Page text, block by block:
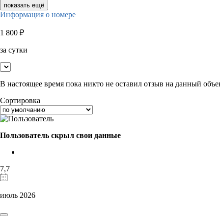
показать ещё
Информация о номере
1 800 ₽
за сутки
В настоящее время пока никто не оставил отзыв на данный
Сортировка
Пользователь скрыл свои данные
7,7
июль 2026